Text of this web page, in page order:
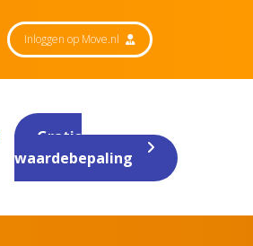
Inloggen op Move.nl
Gratis
waardebepaling